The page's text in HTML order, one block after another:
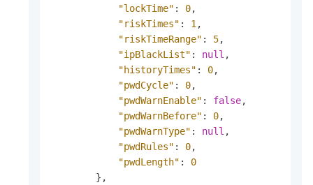
"lockTime" : 0,
"riskTimes" : 1,
"riskTimeRange" : 5,
"ipBlackList" : null ,
"historyTimes" : 0,
"pwdCycle" : 0,
"pwdWarnEnable" : false,
"pwdWarnBefore" : 0,
"pwdWarnType" : null ,
"pwdRules" : 0,
"pwdLength" :
0
} ,